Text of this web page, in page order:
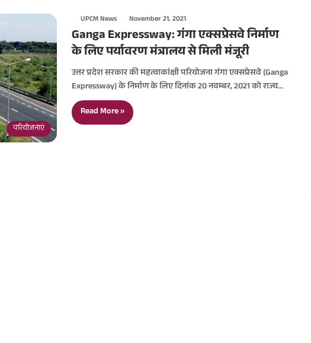
परियोजनाएं
UPCM News November 21, 2021
Ganga Expressway: गंगा एक्सप्रेसवे निर्माण
के लिए पर्यावरण मंत्रालय से मिली मंजूरी
उत्तर प्रदेश सरकार की महत्वाकांक्षी परियोजना गंगा एक्सप्रेसवे (Ganga
Expressway) के निर्माण के लिए दिनांक 20 नवम्बर, 2021 को राज्य…
Read More »